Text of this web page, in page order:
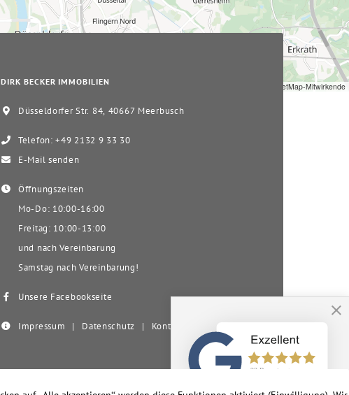
© OpenStreetMap-Mitwirkende
DIRK BECKER IMMOBILIEN
Düsseldorfer Str. 84, 40667 Meerbusch
Telefon: +49 2132 9 33 30
E-Mail senden
Öffnungszeiten
Mo-Do: 10:00-16:00
Freitag: 10:00-13:00
und nach Vereinbarung
Samstag nach Vereinbarung!
Unsere Facebookseite
Impressum | Datenschutz | Kontakt